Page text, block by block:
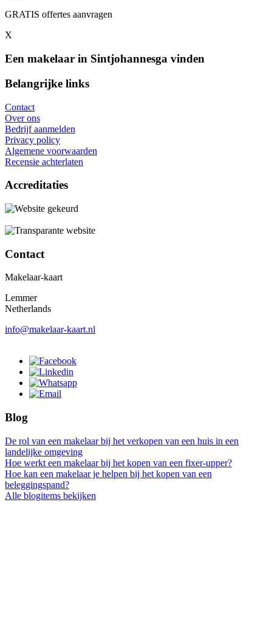
GRATIS offertes aanvragen
X
Een makelaar in Sintjohannesga vinden
Belangrijke links
Contact
Over ons
Bedrijf aanmelden
Privacy policy
Algemene voorwaarden
Recensie achterlaten
Accreditaties
Contact
Makelaar-kaart
Lemmer
Netherlands
info@makelaar-kaart.nl
Blog
De rol van een makelaar bij het verkopen van een huis in een
landelijke omgeving
Hoe werkt een makelaar bij het kopen van een fixer-upper?
Hoe kan een makelaar je helpen bij het kopen van een
beleggingspand?
Alle blogitems bekijken